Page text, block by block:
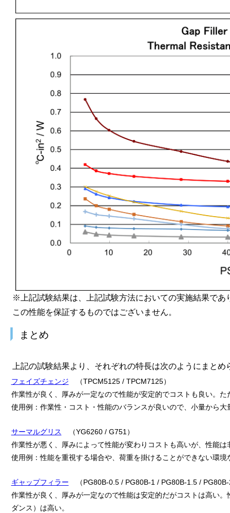
※上記試験結果は、上記試験方法においての実施結果で
この性能を保証するものではございません。
まとめ
上記の試験結果より、それぞれの特長は次のようにまとめ
フェイズチェンジ （TPCM5125 / TPCM7125）
作業性が良く、厚みが一定なので性能が安定的でコストも良い。
使用例：作業性・コスト・性能のバランスが良いので、小量から大
サーマルグリス （YG6260 / G751）
作業性が悪く、厚みによって性能が変わりコストも高いが、性能
使用例：性能を重視する場合や、荷重を掛けることができない環境
ギャップフィラー （PG80B-0.5 / PG80B-1 / PG80B-1.5 /
作業性が良く、厚みが一定なので性能は安定的だがコストは高い
ダンス）は高い。